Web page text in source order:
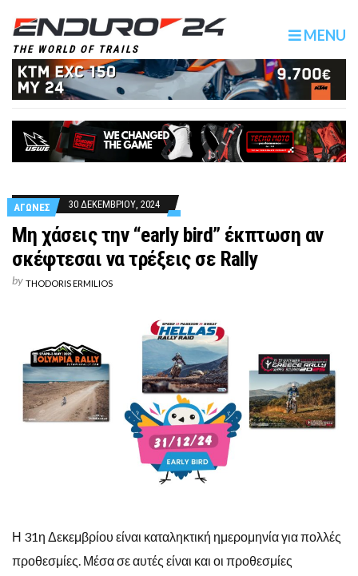
THE WORLD OF TRAILS
MENU
ΑΓΩΝΕΣ 30 ΔΕΚΕΜΒΡΙΟΥ, 2024
Μη χάσεις την “early bird” έκπτωση αν
σκέφτεσαι να τρέξεις σε Rally
by THODORIS ERMILIOS
Η 31η Δεκεμβρίου είναι καταληκτική ημερομηνία για πολλές
προθεσμίες. Μέσα σε αυτές είναι και οι προθεσμίες